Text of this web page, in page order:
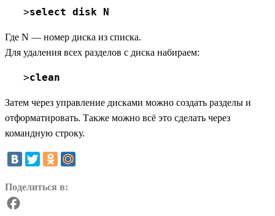
>select disk N
Где N — номер диска из списка.
Для удаления всех разделов с диска набираем:
>clean
Затем через управление дисками можно создать разделы и
отформатировать. Также можно всё это сделать через
командную строку.
Поделиться в: